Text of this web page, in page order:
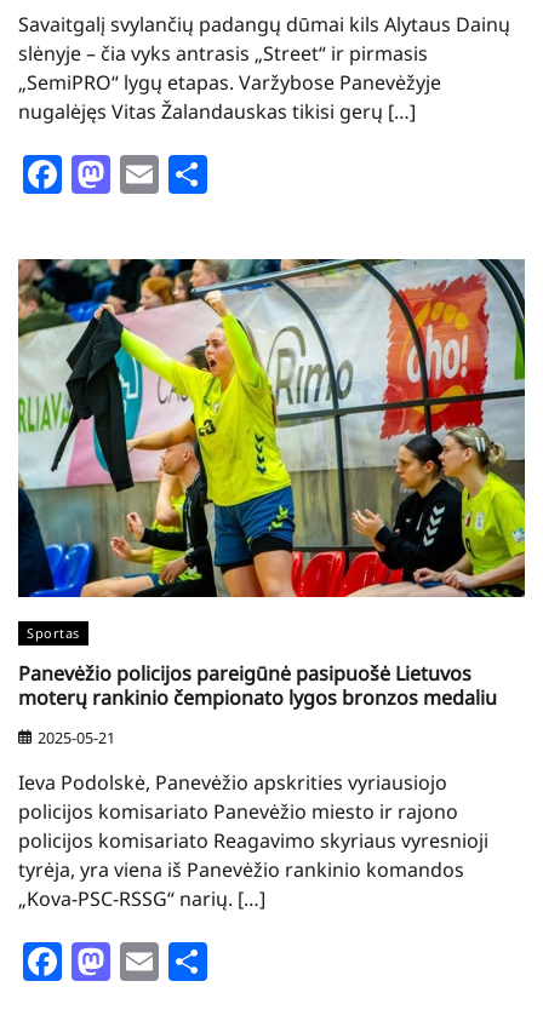
Savaitgalį svylančių padangų dūmai kils Alytaus Dainų
slėnyje – čia vyks antrasis „Street“ ir pirmasis
„SemiPRO“ lygų etapas. Varžybose Panevėžyje
nugalėjęs Vitas Žalandauskas tikisi gerų […]
Facebook
Mastodon
Email
Sportas
Panevėžio policijos pareigūnė pasipuošė Lietuvos
moterų rankinio čempionato lygos bronzos medaliu
2025-05-21
Ieva Podolskė, Panevėžio apskrities vyriausiojo
policijos komisariato Panevėžio miesto ir rajono
policijos komisariato Reagavimo skyriaus vyresnioji
tyrėja, yra viena iš Panevėžio rankinio komandos
„Kova-PSC-RSSG“ narių. […]
Facebook
Mastodon
Email